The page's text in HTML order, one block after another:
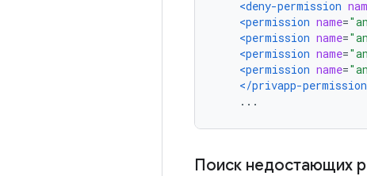
<deny-permission
<permission name=
<permission name=
<permission name=
<permission name=
</privapp-
...
Поиск недостающих